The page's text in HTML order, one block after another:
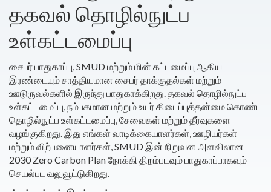
தகவல் தொழில்நுட்ப
உள்கட்டமைப்பு
சைபர் பாதுகாப்பு, SMUD மற்றும் மின் கட்டமைப்பு ஆகிய
இரண்டையும் சாத்தியமான சைபர் தாக்குதல்கள் மற்றும்
ஊடுருவல்களில் இருந்து பாதுகாக்கிறது. தகவல் தொழில்நுட்ப
உள்கட்டமைப்பு, நம்பகமான மற்றும் உயர் கிடைப்புத்தன்மை கொண்ட
தொழில்நுட்ப உள்கட்டமைப்பு, சேவைகள் மற்றும் தீர்வுகளை
வழங்குகிறது. இது எங்கள் வாடிக்கையாளர்கள், ஊழியர்கள்
மற்றும் விற்பனையாளர்கள், SMUD இன் நிறுவன அளவிலான
2030 Zero Carbon Plan நோக்கி திறம்படவும் பாதுகாப்பாகவும்
செயல்பட வலுவூட்டுகிறது.